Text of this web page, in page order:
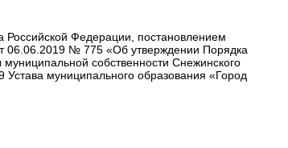
Российской Федерации, постановлением
06.06.2019 № 775 «Об утверждении Порядка
собственности Снежинского
Устава муниципального образования «Город